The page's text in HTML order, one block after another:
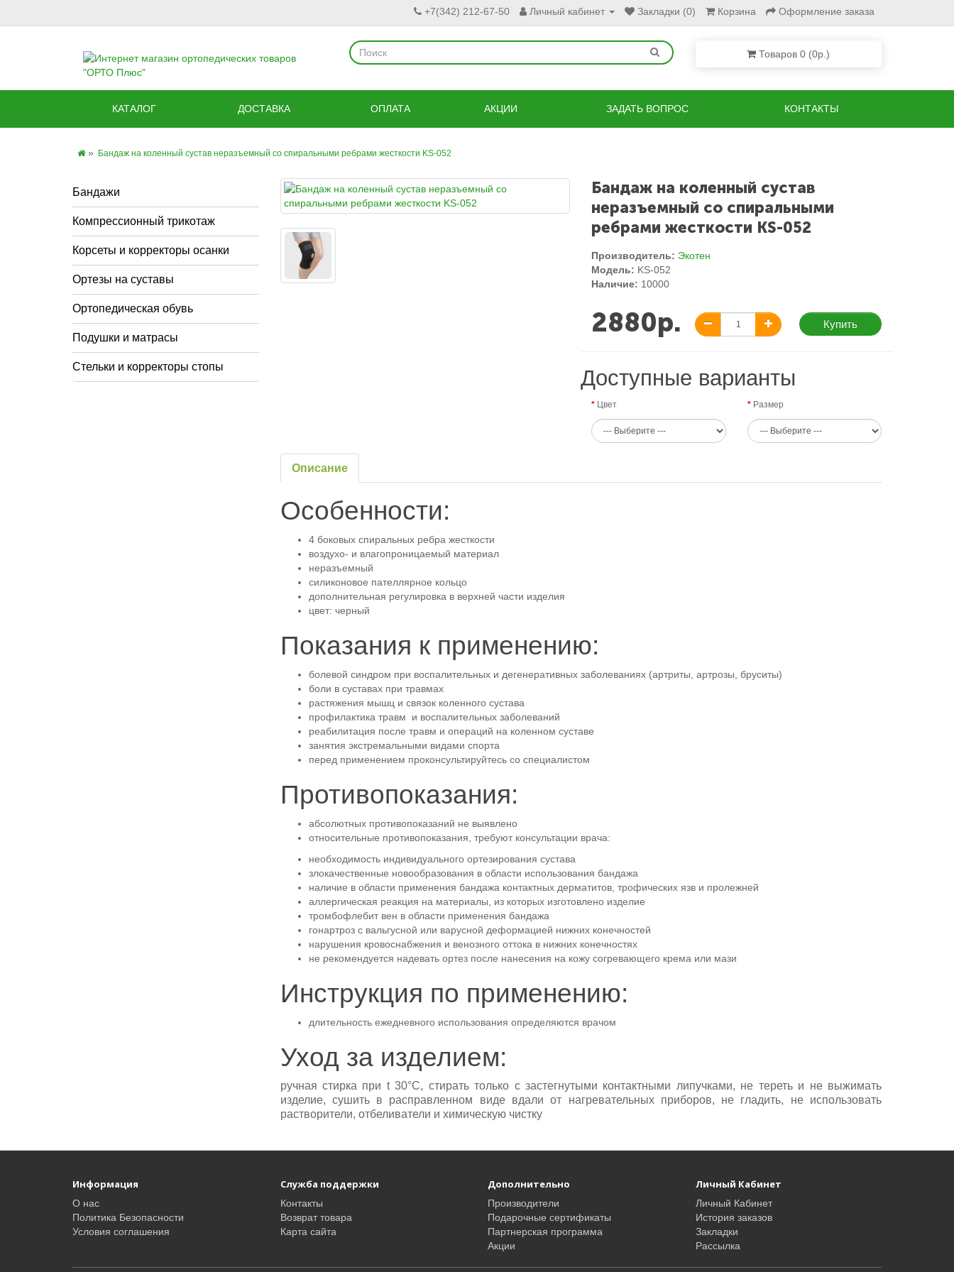
+7(342) 212-67-50 Личный кабинет Закладки (0) Корзина Оформление заказа
Товаров 0 (0р.)
КАТАЛОГ ДОСТАВКА ОПЛАТА АКЦИИ ЗАДАТЬ ВОПРОС КОНТАКТЫ
Бандаж на коленный сустав неразъемный со спиральными ребрами жесткости KS-052
Бандажи
Компрессионный трикотаж
Корсеты и корректоры осанки
Ортезы на суставы
Ортопедическая обувь
Подушки и матрасы
Стельки и корректоры стопы
Бандаж на коленный сустав
неразъемный со спиральными
ребрами жесткости KS-052
Производитель: Экотен
Модель: KS-052
Наличие: 10000
2880р. Купить
Доступные варианты
Цвет Размер
Описание
Особенности:
4 боковых спиральных ребра жесткости
воздухо- и влагопроницаемый материал
неразъемный
силиконовое пателлярное кольцо
дополнительная регулировка в верхней части изделия
цвет: черный
Показания к применению:
болевой синдром при воспалительных и дегенеративных заболеваниях (артриты, артрозы, бруситы)
боли в суставах при травмах
растяжения мышц и связок коленного сустава
профилактика травм и воспалительных заболеваний
реабилитация после травм и операций на коленном суставе
занятия экстремальными видами спорта
перед применением проконсультируйтесь со специалистом
Противопоказания:
абсолютных противопоказаний не выявлено
относительные противопоказания, требуют консультации врача:
необходимость индивидуального ортезирования сустава
злокачественные новообразования в области использования бандажа
наличие в области применения бандажа контактных дерматитов, трофических язв и пролежней
аллергическая реакция на материалы, из которых изготовлено изделие
тромбофлебит вен в области применения бандажа
гонартроз с вальгусной или варусной деформацией нижних конечностей
нарушения кровоснабжения и венозного оттока в нижних конечностях
не рекомендуется надевать ортез после нанесения на кожу согревающего крема или мази
Инструкция по применению:
длительность ежедневного использования определяются врачом
Уход за изделием:
ручная стирка при t 30°С, стирать только с застегнутыми контактными липучками, не тереть и не выжимать
изделие, сушить в расправленном виде вдали от нагревательных приборов, не гладить, не использовать
растворители, отбеливатели и химическую чистку
Информация
О нас
Политика Безопасности
Условия соглашения
Служба поддержки
Контакты
Возврат товара
Карта сайта
Дополнительно
Производители
Подарочные сертификаты
Партнерская программа
Акции
Личный Кабинет
Личный Кабинет
История заказов
Закладки
Рассылка